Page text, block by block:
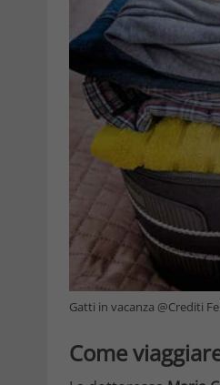
Gatti in vacanza @Crediti
Come